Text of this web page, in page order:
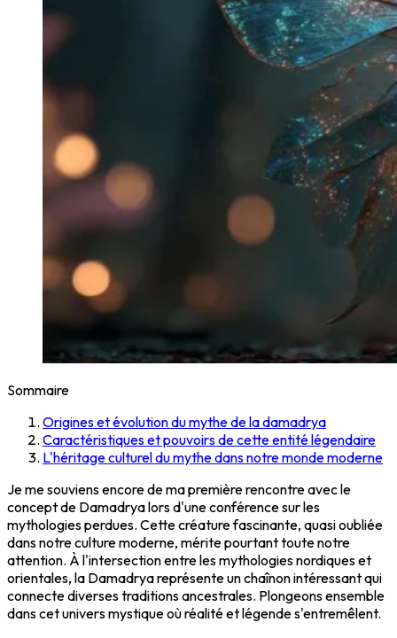
Sommaire
Origines et évolution du mythe de la damadrya
Caractéristiques et pouvoirs de cette entité légendaire
L'héritage culturel du mythe dans notre monde moderne
Je me souviens encore de ma première rencontre avec le
concept de Damadrya lors d'une conférence sur les
mythologies perdues. Cette créature fascinante, quasi oubliée
dans notre culture moderne, mérite pourtant toute notre
attention. À l'intersection entre les mythologies nordiques et
orientales, la Damadrya représente un chaînon intéressant qui
connecte diverses traditions ancestrales. Plongeons ensemble
dans cet univers mystique où réalité et légende s'entremêlent.